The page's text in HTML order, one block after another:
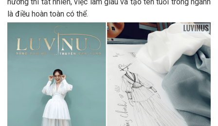
hướng thì tất nhiên, việc làm giàu và tạo tên tuổi trong ngành
là điều hoàn toàn có thể.